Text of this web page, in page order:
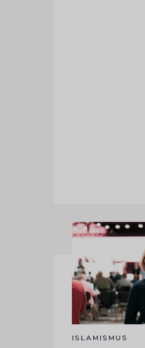
ISLAMISMUS